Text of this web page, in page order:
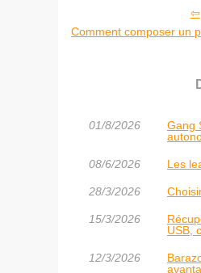
Comment composer un
01/8/2026
Gang
08/6/2026 Les
28/3/2026
15/3/2026
USB,
12/3/2026